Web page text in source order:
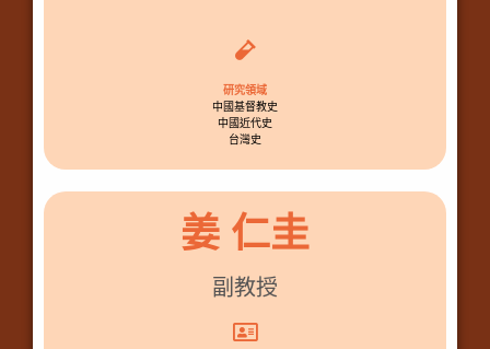
研究領域
中國基督教史
中國近代史
台灣史
姜 仁圭
副教授